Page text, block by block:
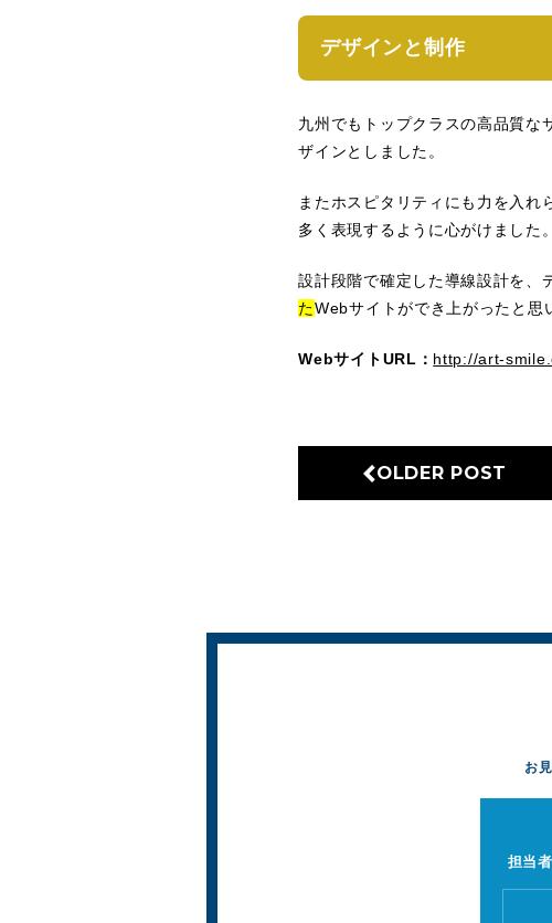
デザインと制作
九州でもトップクラスの高品質な
ザインとしました。
またホスピタリティにも力を入れ
多く表現するように心がけました。
設計段階で確定した導線設計を、
たWebサイトができ上がったと思
WebサイトURL： http://art-
OLDER POST
お
担当